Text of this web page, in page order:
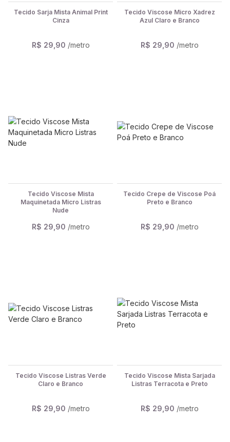
Tecido Sarja Mista Animal Print
Cinza
R$ 29,90 /metro
Tecido Viscose Micro Xadrez
Azul Claro e Branco
R$ 29,90 /metro
Tecido Viscose Mista
Maquinetada Micro Listras
Nude
R$ 29,90 /metro
Tecido Crepe de Viscose Poá
Preto e Branco
R$ 29,90 /metro
Tecido Viscose Listras Verde
Claro e Branco
R$ 29,90 /metro
Tecido Viscose Mista Sarjada
Listras Terracota e Preto
R$ 29,90 /metro